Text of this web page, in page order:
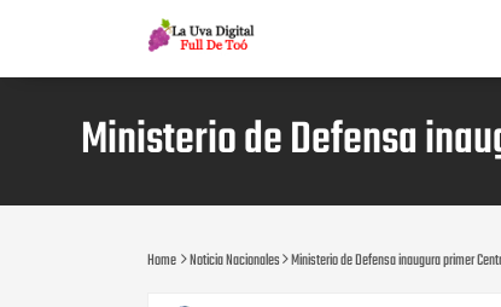
Ministerio de Defensa
Home Noticia Nacionales Ministerio de Defensa inaugura primer